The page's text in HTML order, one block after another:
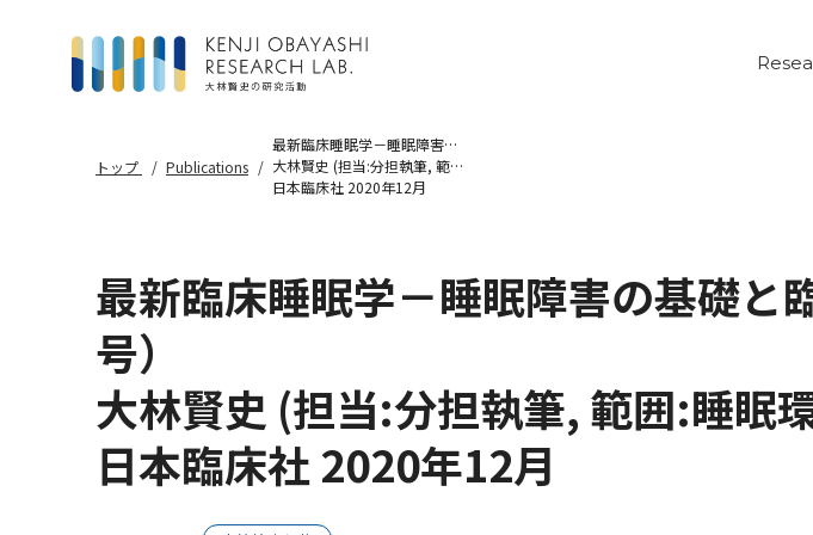
トップ Publications
最新臨床睡眠学－睡眠障害の基礎と臨床－（日本臨床 2020年12月増刊号）
大林賢史 (担当:分担執筆, 範囲:睡眠環境の疫学研究)
日本臨床社 2020年12月
最新臨床睡眠学－睡眠障害の基礎と
号）
大林賢史 (担当:分担執筆, 範囲:睡眠
日本臨床社 2020年12月